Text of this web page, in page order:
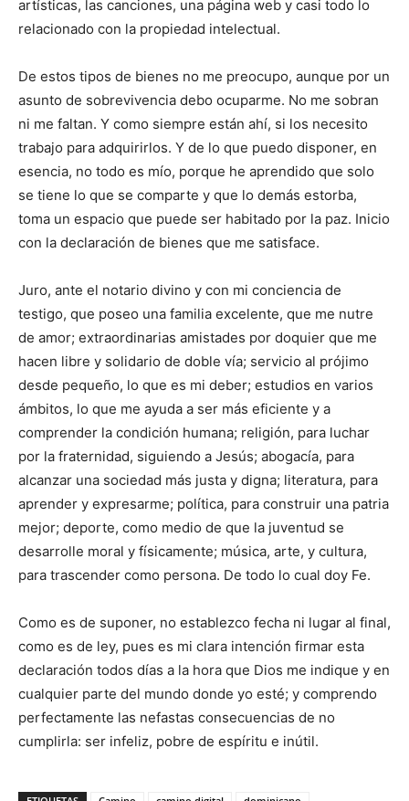
artísticas, las canciones, una página web y casi todo lo
relacionado con la propiedad intelectual.
De estos tipos de bienes no me preocupo, aunque por un
asunto de sobrevivencia debo ocuparme. No me so­bran
ni me faltan. Y como siempre están ahí, si los ne­cesito
trabajo para adquirirlos. Y de lo que puedo dis­poner, en
esencia, no todo es mío, porque he aprendido que solo
se tiene lo que se comparte y que lo demás es­torba,
toma un espacio que puede ser habitado por la paz. Inicio
con la declaración de bienes que me satisface.
Juro, ante el notario divino y con mi conciencia de
testigo, que poseo una fami­lia excelente, que me nutre
de amor; extraordinarias amistades por doquier que me
hacen libre y solidario de doble vía; servicio al prójimo
desde pequeño, lo que es mi deber; estudios en varios
ám­bitos, lo que me ayuda a ser más eficiente y a
comprender la condición humana; reli­gión, para luchar
por la fra­ternidad, siguiendo a Jesús; abogacía, para
alcanzar una sociedad más justa y digna; literatura, para
aprender y ex­presarme; política, para cons­truir una patria
mejor; depor­te, como medio de que la ju­ventud se
desarrolle moral y físicamente; música, arte, y cultura,
para trascender como persona. De todo lo cual doy Fe.
Como es de suponer, no establezco fecha ni lugar al final,
como es de ley, pues es mi clara intención firmar esta
declaración todos días a la hora que Dios me indique y en
cualquier parte del mundo donde yo esté; y comprendo
perfectamente las nefastas consecuencias de no
cumplirla: ser infeliz, pobre de espíritu e inútil.